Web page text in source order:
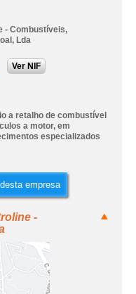
- Combustíveis,
Lda
Ver NIF
a retalho de combustível
a motor, em
especializados
empresa
-